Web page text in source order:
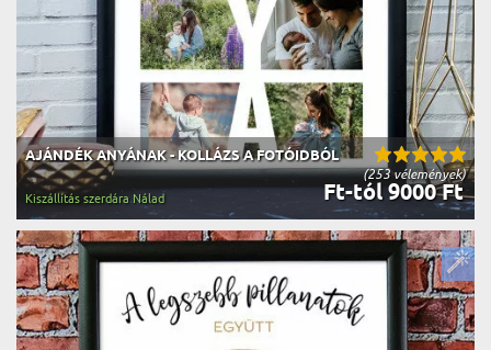
(253 vélemények)
AJÁNDÉK ANYÁNAK - KOLLÁZS A FOTÓIDBÓL
Ft-tól 9000 Ft
Kiszállítás szerdára Nálad